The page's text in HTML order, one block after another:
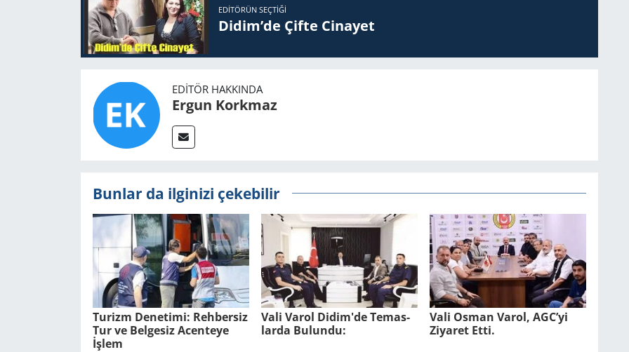
EDITÖRÜN SEÇTIĞI
Didim’de Çifte Ci­na­yet
EDITÖR HAKKINDA
Ergun Korkmaz
Bunlar da ilginizi çekebilir
Tu­rizm De­ne­ti­mi: Reh­ber­siz
Tur ve Bel­ge­siz Acen­te­ye
İşlem
Vali Varol Didim'de Te­mas­
lar­da Bu­lun­du:
Vali Osman Varol, AGC’yi
Ziyaret Etti.